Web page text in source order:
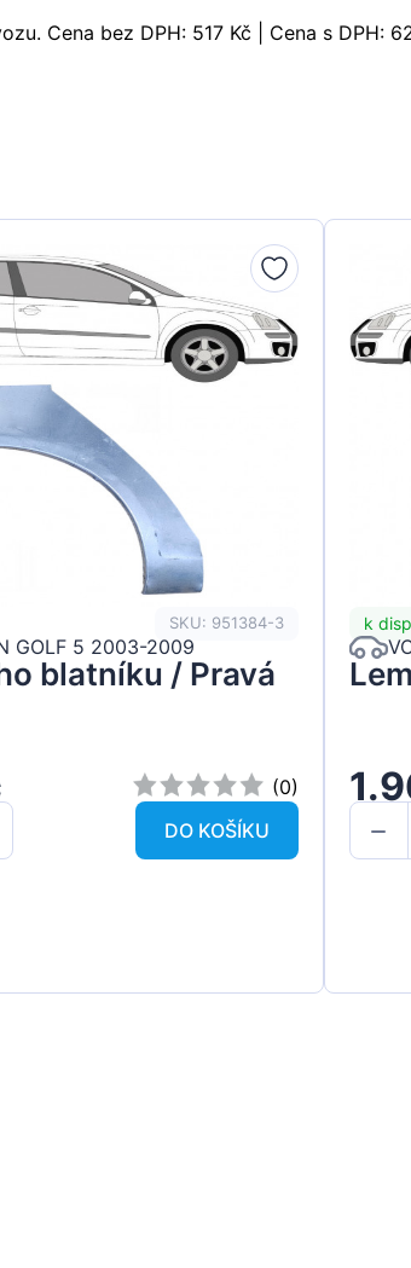
Cena bez DPH: 517 Kč | Cena s DPH:
SKU: 951384-3
GOLF 5 2003-2009
blatníku / Pravá
(0)
DO KOŠÍKU
k